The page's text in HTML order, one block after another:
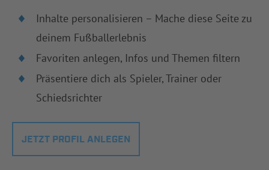
Inhalte personalisieren – Mache diese Seite zu
deinem Fußballerlebnis
Favoriten anlegen, Infos und Themen filtern
Präsentiere dich als Spieler, Trainer oder
Schiedsrichter
JETZT PROFIL ANLEGEN